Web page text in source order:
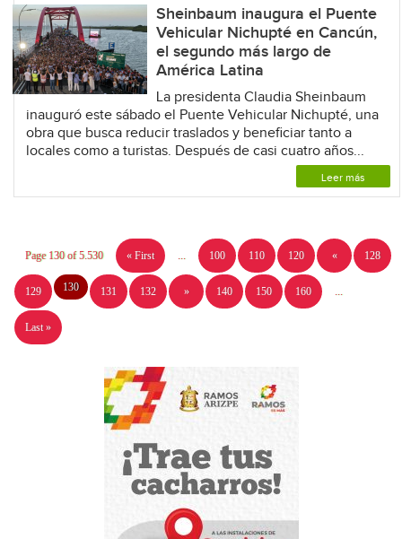
Sheinbaum inaugura el Puente
Vehicular Nichupté en Cancún,
el segundo más largo de
América Latina
La presidenta Claudia Sheinbaum
inauguró este sábado el Puente Vehicular Nichupté, una
obra que busca reducir traslados y beneficiar tanto a
locales como a turistas. Después de casi cuatro años...
Leer más
Page 130 of 5.530 « First 100 110 120 « 128
129 130 131 132 » 140 150 160
Last »